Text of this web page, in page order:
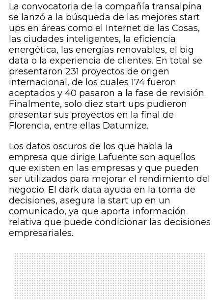
La convocatoria de la compañía transalpina
se lanzó a la búsqueda de las mejores start
ups en áreas como el Internet de las Cosas,
las ciudades inteligentes, la eficiencia
energética, las energías renovables, el big
data o la experiencia de clientes. En total se
presentaron 231 proyectos de origen
internacional, de los cuales 174 fueron
aceptados y 40 pasaron a la fase de revisión.
Finalmente, solo diez start ups pudieron
presentar sus proyectos en la final de
Florencia, entre ellas Datumize.
Los datos oscuros de los que habla la
empresa que dirige Lafuente son aquellos
que existen en las empresas y que pueden
ser utilizados para mejorar el rendimiento del
negocio. El dark data ayuda en la toma de
decisiones, asegura la start up en un
comunicado, ya que aporta información
relativa que puede condicionar las decisiones
empresariales.